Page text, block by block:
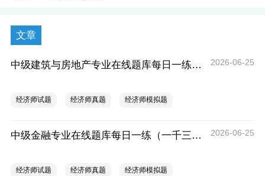
文章
中级建筑与房地产专业在线题库每日一练（一千三百三十一） 2026-06-25
经济师试题 经济师真题 经济师模拟题
中级金融专业在线题库每日一练（一千三百三十一） 2026-06-25
经济师试题 经济师真题 经济师模拟题